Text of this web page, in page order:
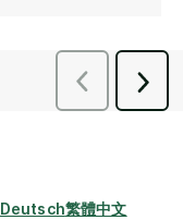
Deutsch繁體中文